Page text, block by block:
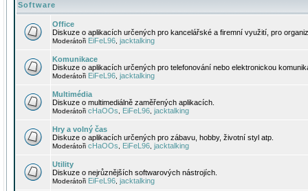
Software
Office
Diskuze o aplikacích určených pro kancelářské a firemní využití, pro
Moderátoři EiFeL96 jacktalking
Komunikace
Diskuze o aplikacích určených pro telefonování nebo elektronickou
Moderátoři EiFeL96 jacktalking
Multimédia
Diskuze o multimediálně zaměřených aplikacích.
Moderátoři cHaOOs EiFeL96 jacktalking
Hry a volný čas
Diskuze o aplikacích určených pro zábavu, hobby, životní styl atp.
Moderátoři cHaOOs EiFeL96 jacktalking
Utility
Diskuze o nejrůznějších softwarových nástrojích.
Moderátoři EiFeL96 jacktalking